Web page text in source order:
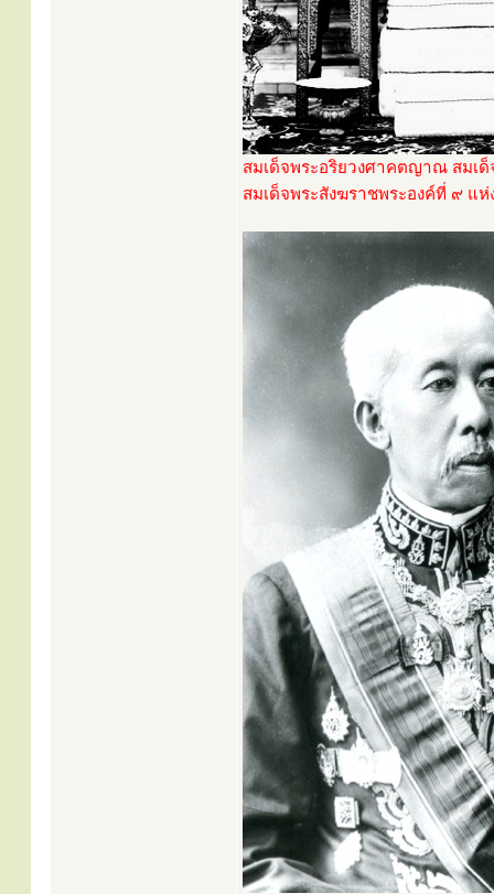
สมเด็จพระอริยวงศาคตญาณ สมเด็
สมเด็จพระสังฆราชพระองค์ที่ ๙ แห่